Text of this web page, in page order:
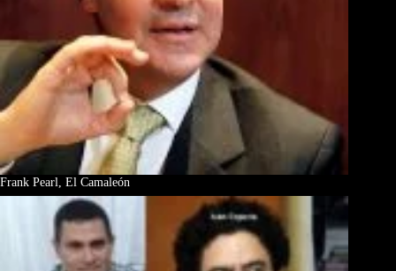
Frank Pearl, El Camaleón